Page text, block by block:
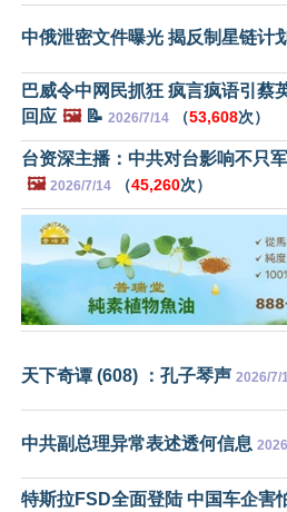
中俄泄密文件曝光 揭反制星链计
巴威令中网民抓狂 疯言疯语引蔡
回应 🖼️📝 2026/7/14 （53,608次）
台资深主播：中共对台影响不只
🖼️ 2026/7/14 （45,260次）
天下奇谭 (608) ：孔子琴声 2026/7/
中共副总理异常表述透何信息
特斯拉FSD全面登陆 中国车企害